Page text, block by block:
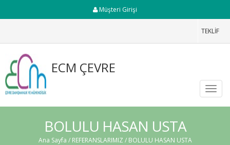
Müşteri Girişi
TEKLİF
ECM ÇEVRE
BOLULU HASAN USTA
Ana Sayfa / REFERANSLARIMIZ / BOLULU HASAN USTA